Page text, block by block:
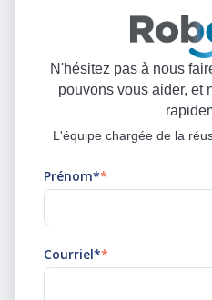
N'hésitez pas à nous
pouvons vous aider, et
L'équipe chargée de la
Prénom**
Courriel**